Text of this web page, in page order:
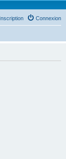
Connexion
Inscription